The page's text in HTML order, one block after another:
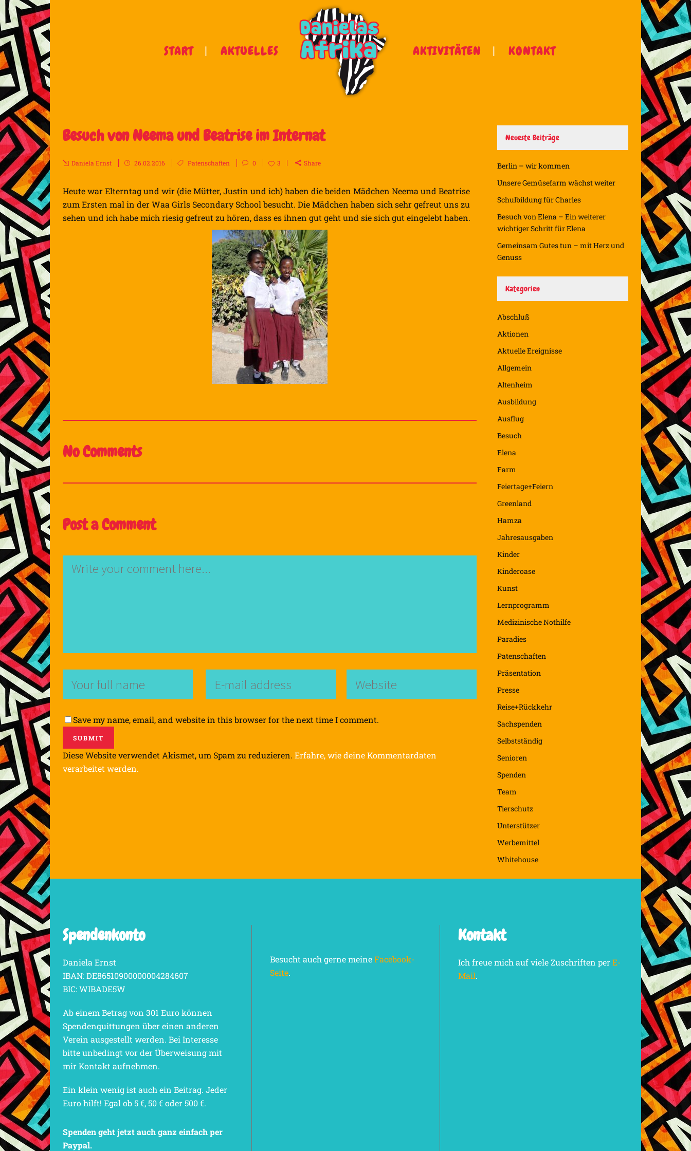
START AKTUELLES AKTIVITÄTEN KONTAKT
Besuch von Neema und Beatrise im Internat
Daniela Ernst 26.02.2016 Patenschaften 0 3 Share
Heute war Elterntag und wir (die Mütter, Justin und ich) haben die beiden Mädchen Neema und Beatrise
zum Ersten mal in der Waa Girls Secondary School besucht. Die Mädchen haben sich sehr gefreut uns zu
sehen und ich habe mich riesig gefreut zu hören, dass es ihnen gut geht und sie sich gut eingelebt haben.
No Comments
Post a Comment
Save my name, email, and website in this browser for the next time I comment.
Diese Website verwendet Akismet, um Spam zu reduzieren. Erfahre, wie deine Kommentardaten
verarbeitet werden.
Neueste Beiträge
Berlin – wir kommen
Unsere Gemüsefarm wächst weiter
Schulbildung für Charles
Besuch von Elena – Ein weiterer
wichtiger Schritt für Elena
Gemeinsam Gutes tun – mit Herz und
Genuss
Kategorien
Abschluß
Aktionen
Aktuelle Ereignisse
Allgemein
Altenheim
Ausbildung
Ausflug
Besuch
Elena
Farm
Feiertage+Feiern
Greenland
Hamza
Jahresausgaben
Kinder
Kinderoase
Kunst
Lernprogramm
Medizinische Nothilfe
Paradies
Patenschaften
Präsentation
Presse
Reise+Rückkehr
Sachspenden
Selbstständig
Senioren
Spenden
Team
Tierschutz
Unterstützer
Werbemittel
Whitehouse
Spendenkonto
Daniela Ernst
IBAN: DE86510900000004284607
BIC: WIBADE5W
Ab einem Betrag von 301 Euro können
Spendenquittungen über einen anderen
Verein ausgestellt werden. Bei Interesse
bitte unbedingt vor der Überweisung mit
mir Kontakt aufnehmen.
Ein klein wenig ist auch ein Beitrag. Jeder
Euro hilft! Egal ob 5 €, 50 € oder 500 €.
Spenden geht jetzt auch ganz einfach per
Paypal.
Besucht auch gerne meineFacebook-
Seite.
Kontakt
Ich freue mich auf viele Zuschriften perE-
Mail.